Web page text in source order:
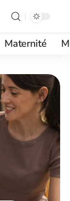
Maternité